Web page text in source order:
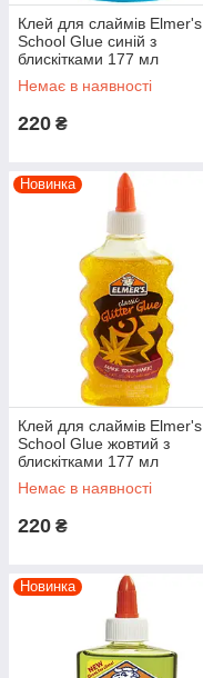
Клей для слаймів Elmer's
School Glue синій з
блискітками 177 мл
Немає в наявності
220 ₴
Новинка
Клей для слаймів Elmer's
School Glue жовтий з
блискітками 177 мл
Немає в наявності
220 ₴
Новинка